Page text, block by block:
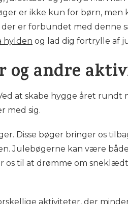
er ikke kun for børn, men
er forbundet med denne
hylden og lad dig fortrylle af
og andre
at skabe hygge året rundt
med sig.
Disse bøger bringer os
Julebøgerne kan være
os til at drømme om
aktiviteter, der